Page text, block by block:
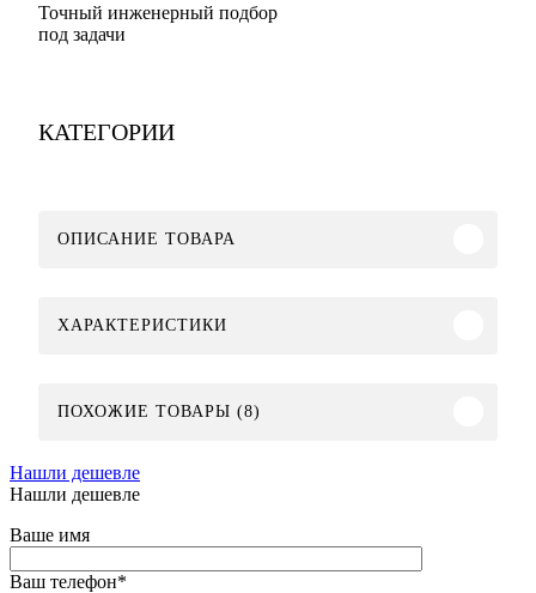
Точный инженерный подбор
под задачи
КАТЕГОРИИ
ОПИСАНИЕ ТОВАРА
ХАРАКТЕРИСТИКИ
ПОХОЖИЕ ТОВАРЫ (8)
Нашли дешевле
Нашли дешевле
Ваше имя
Ваш телефон*